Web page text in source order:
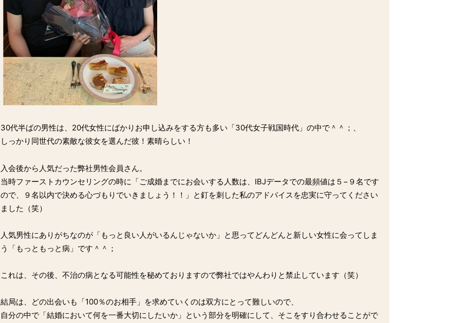
30代半ばの男性は、20代女性にばかりお申し込みをする方も多い「30代女子戦国時代」の中で＾＾；、
しっかり同世代の素敵な彼女を選んだ彼！素晴らしい！
入会後から人気だった弊社男性会員さん。
当時ファーストカウンセリングの時に「ご成婚までにお会いする人数は、IBJデータでの最頻値は５−９名です
ので、９名以内で決める心づもりでいきましょう！！」と釘を刺した私のアドバイスを忠実に守ってください
ました（笑）
人気男性にありがちなのが「もっと良い人がいるんじゃないか」と思ってどんどんと新しい女性に会ってしま
う「もっともっと病」です＾＾；
これは、その後、不治の病となる可能性を秘めておりますので弊社ではやんわりと禁止しています（笑）
結局は、どの出会いも「100％のお相手」を求めていくのは双方にとって難しいので、
自分の中で「結婚において何を一番大切にしたいか」という部分を明確にして、そこをすり合わせることがで